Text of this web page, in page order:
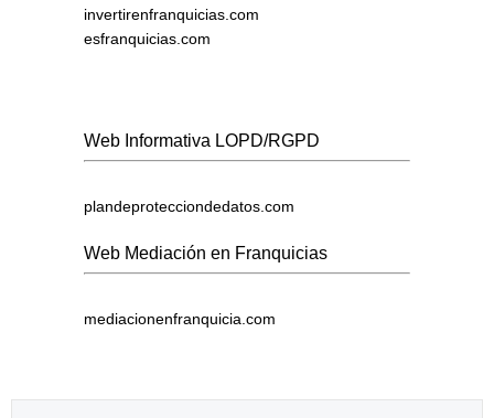
invertirenfranquicias.com
esfranquicias.com
Web Informativa LOPD/RGPD
plandeprotecciondedatos.com
Web Mediación en Franquicias
mediacionenfranquicia.com